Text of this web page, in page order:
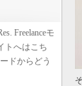
Freelanceモ
トへはこち
ドからどう